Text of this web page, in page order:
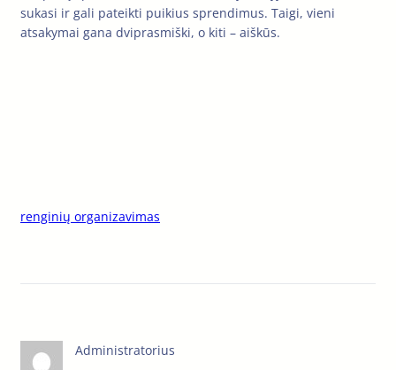
sukasi ir gali pateikti puikius sprendimus. Taigi, vieni
atsakymai gana dviprasmiški, o kiti – aiškūs.
renginių organizavimas
Administratorius